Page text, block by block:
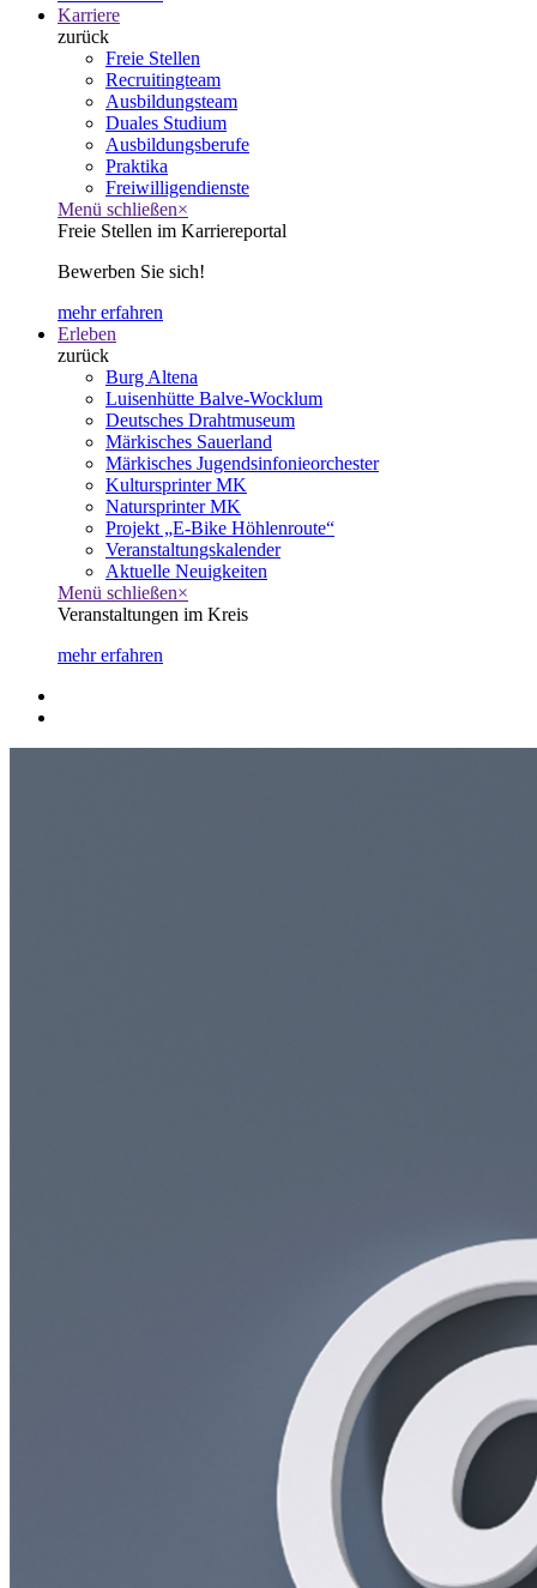
Karriere
zurück
Freie Stellen
Recruitingteam
Ausbildungsteam
Duales Studium
Ausbildungsberufe
Praktika
Freiwilligendienste
Menü schließen×
Freie Stellen im Karriereportal
Bewerben Sie sich!
mehr erfahren
Erleben
zurück
Burg Altena
Luisenhütte Balve-Wocklum
Deutsches Drahtmuseum
Märkisches Sauerland
Märkisches Jugendsinfonieorchester
Kultursprinter MK
Natursprinter MK
Projekt „E-Bike Höhlenroute“
Veranstaltungskalender
Aktuelle Neuigkeiten
Menü schließen×
Veranstaltungen im Kreis
mehr erfahren